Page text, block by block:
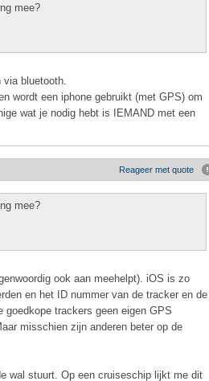
mee?
via bluetooth.
wordt een iphone gebruikt (met GPS) om
wat je nodig hebt is IEMAND met een
Reageer met quote
mee?
ook aan meehelpt). iOS is zo
en het ID nummer van de tracker en de
trackers geen eigen GPS
misschien zijn anderen beter op de
wal stuurt. Op een cruiseschip lijkt me dit